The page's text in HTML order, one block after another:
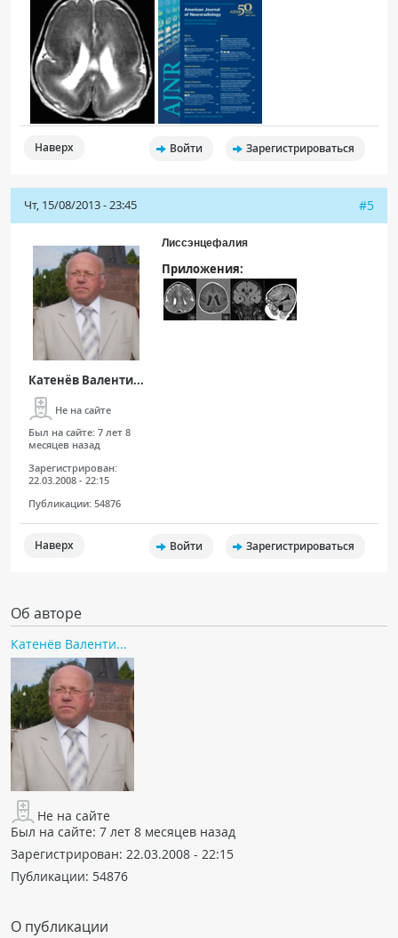
Наверх Войти Зарегистрироваться
Чт, 15/08/2013 - 23:45 #5
Катенёв Валенти...
Не на сайте
Был на сайте: 7 лет 8
месяцев назад
Зарегистрирован:
22.03.2008 - 22:15
Публикации: 54876
Лиссэнцефалия
Приложения:
Наверх Войти Зарегистрироваться
Об авторе
Катенёв Валенти...
Не на сайте
Был на сайте: 7 лет 8 месяцев назад
Зарегистрирован: 22.03.2008 - 22:15
Публикации: 54876
О публикации